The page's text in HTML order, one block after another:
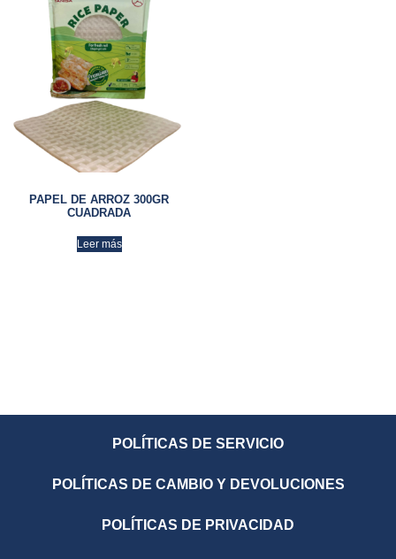
PAPEL DE ARROZ 300GR
CUADRADA
Leer más
POLÍTICAS DE SERVICIO
POLÍTICAS DE CAMBIO Y DEVOLUCIONES
POLÍTICAS DE PRIVACIDAD